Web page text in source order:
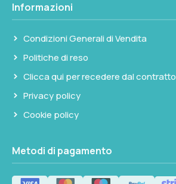
Informazioni
Condizioni Generali di Vendita
Politiche di reso
Clicca qui per recedere dal contratto
Privacy policy
Cookie policy
Metodi di pagamento